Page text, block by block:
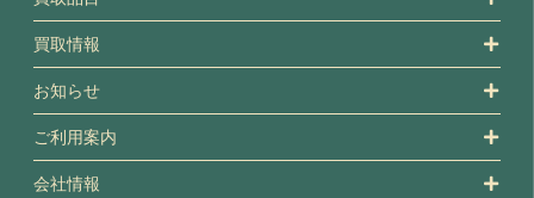
買取情報
お知らせ
ご利用案内
会社情報